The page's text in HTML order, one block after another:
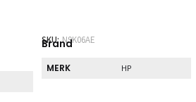
SKU:N9K06AE
Brand
MERK HP